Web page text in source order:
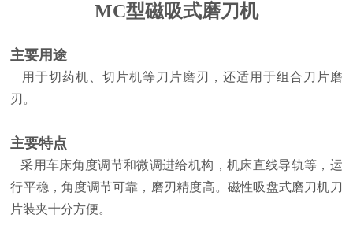
MC型磁吸式磨刀机
主要用途
用于切药机、切片机等刀片磨刃，还适用于组合刀片磨
刃。
主要特点
采用车床角度调节和微调进给机构，机床直线导轨等，运
行平稳，角度调节可靠，磨刃精度高。磁性吸盘式磨刀机刀
片装夹十分方便。